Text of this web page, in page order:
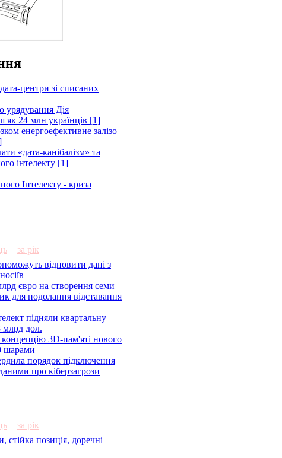
центри зі списаних
урядування Дія
як 24 млн українців [1]
енергоефективне залізо
«дата-канібалізм» та
інтелекту [1]
Інтелекту - криза
за рік
відновити дані з
євро на створення семи
для подолання відставання
підняли квартальну
млрд дол.
концепцію 3D-пам'яті нового
шарами
порядок підключення
про кіберзагрози
за рік
стійка позиція, доречні